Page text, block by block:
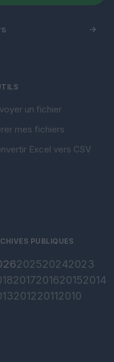
un fichier
mes fichiers
Excel vers CSV
PUBLIQUES
202520242023
2017201620152014
201220112010